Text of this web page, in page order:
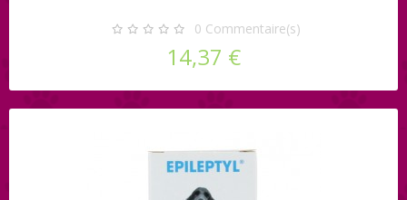
0 Commentaire(s)
14,37 €